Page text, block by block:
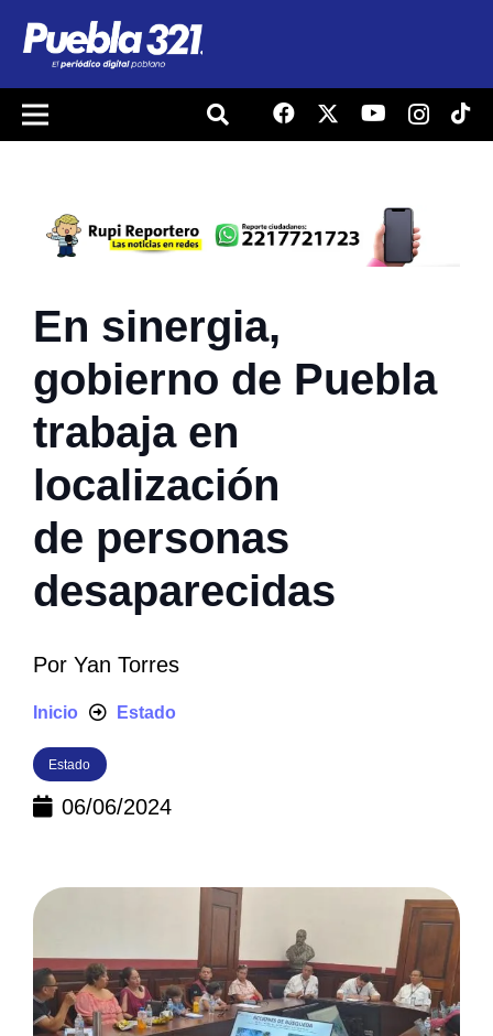
En sinergia,
gobierno de Puebla
trabaja en
localización
de personas
desaparecidas
Por Yan Torres
Inicio Estado
Estado
06/06/2024